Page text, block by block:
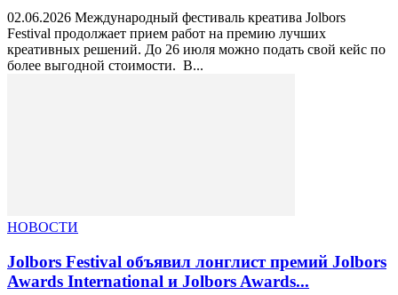
02.06.2026 Международный фестиваль креатива Jolbors
Festival продолжает прием работ на премию лучших
креативных решений. До 26 июля можно подать свой кейс по
более выгодной стоимости. В...
НОВОСТИ
Jolbors Festival объявил лонглист премий Jolbors
Awards International и Jolbors Awards...